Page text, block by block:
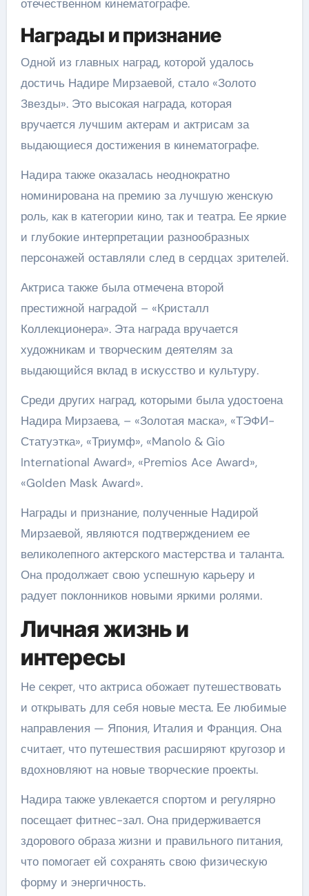
отечественном кинематографе.
Награды и признание
Одной из главных наград, которой удалось
достичь Надире Мирзаевой, стало «Золото
Звезды». Это высокая награда, которая
вручается лучшим актерам и актрисам за
выдающиеся достижения в кинематографе.
Надира также оказалась неоднократно
номинирована на премию за лучшую женскую
роль, как в категории кино, так и театра. Ее яркие
и глубокие интерпретации разнообразных
персонажей оставляли след в сердцах зрителей.
Актриса также была отмечена второй
престижной наградой – «Кристалл
Коллекционера». Эта награда вручается
художникам и творческим деятелям за
выдающийся вклад в искусство и культуру.
Среди других наград, которыми была удостоена
Надира Мирзаева, – «Золотая маска», «ТЭФИ-
Статуэтка», «Триумф», «Manolo & Gio
International Award», «Premios Ace Award»,
«Golden Mask Award».
Награды и признание, полученные Надирой
Мирзаевой, являются подтверждением ее
великолепного актерского мастерства и таланта.
Она продолжает свою успешную карьеру и
радует поклонников новыми яркими ролями.
Личная жизнь и
интересы
Не секрет, что актриса обожает путешествовать
и открывать для себя новые места. Ее любимые
направления — Япония, Италия и Франция. Она
считает, что путешествия расширяют кругозор и
вдохновляют на новые творческие проекты.
Надира также увлекается спортом и регулярно
посещает фитнес-зал. Она придерживается
здорового образа жизни и правильного питания,
что помогает ей сохранять свою физическую
форму и энергичность.